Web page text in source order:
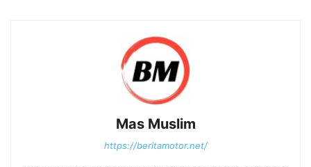
Mas Muslim
https://beritamotor.net/